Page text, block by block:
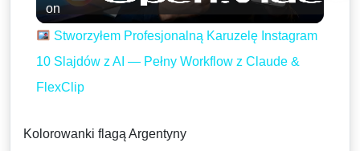
Video
on
Stworzyłem Profesjonalną Karuzelę Instagram
10 Slajdów z AI — Pełny Workflow z Claude &
FlexClip
Kolorowanki flagą Argentyny